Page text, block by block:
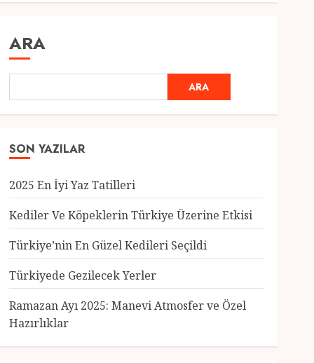
ARA
ARA
SON YAZILAR
2025 En İyi Yaz Tatilleri
Kediler Ve Köpeklerin Türkiye Üzerine Etkisi
Türkiye’nin En Güzel Kedileri Seçildi
Türkiyede Gezilecek Yerler
Ramazan Ayı 2025: Manevi Atmosfer ve Özel
Hazırlıklar
3
Genel
Türkiye’nin En Güzel
Kedileri Seçildi